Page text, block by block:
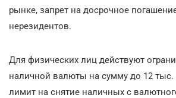
рынке, запрет на досрочное
нерезидентов.
Для физических лиц действуют
наличной валюты на сумму до 12 тыс.
лимит на снятие наличных с